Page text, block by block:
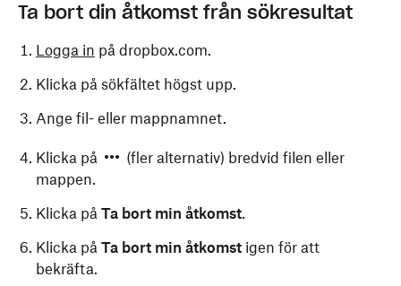
Ta bort din åtkomst från sökresultat
Logga in på dropbox.com.
Klicka på sökfältet högst upp.
Ange fil- eller mappnamnet.
Klicka på
(fler alternativ) bredvid filen eller
mappen.
Klicka på Ta bort min åtkomst.
Klicka på Ta bort min åtkomst igen för att
bekräfta.